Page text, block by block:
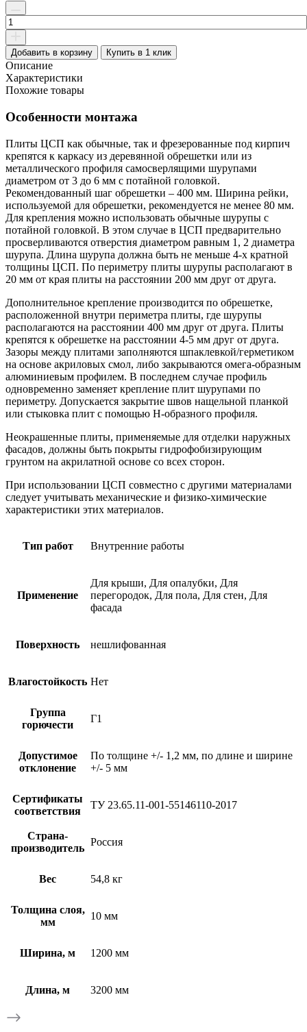
Количество
товара
ЦСП
(цементно-
стружечная
плита)
10х1200х3200
мм
(3.84
Добавить в корзину Купить в 1 клик
Описание
Характеристики
Похожие товары
Особенности монтажа
Плиты ЦСП как обычные, так и фрезерованные под кирпич
крепятся к каркасу из деревянной обрешетки или из
металлического профиля самосверлящими шурупами
диаметром от 3 до 6 мм с потайной головкой.
Рекомендованный шаг обрешетки – 400 мм. Ширина рейки,
используемой для обрешетки, рекомендуется не менее 80 мм.
Для крепления можно использовать обычные шурупы с
потайной головкой. В этом случае в ЦСП предварительно
просверливаются отверстия диаметром равным 1, 2 диаметра
шурупа. Длина шурупа должна быть не меньше 4-х кратной
толщины ЦСП. По периметру плиты шурупы располагают в
20 мм от края плиты на расстоянии 200 мм друг от друга.
Дополнительное крепление производится по обрешетке,
расположенной внутри периметра плиты, где шурупы
располагаются на расстоянии 400 мм друг от друга. Плиты
крепятся к обрешетке на расстоянии 4-5 мм друг от друга.
Зазоры между плитами заполняются шпаклевкой/герметиком
на основе акриловых смол, либо закрываются омега-образным
алюминиевым профилем. В последнем случае профиль
одновременно заменяет крепление плит шурупами по
периметру. Допускается закрытие швов нащельной планкой
или стыковка плит с помощью Н-образного профиля.
Неокрашенные плиты, применяемые для отделки наружных
фасадов, должны быть покрыты гидрофобизирующим
грунтом на акрилатной основе со всех сторон.
При использовании ЦСП совместно с другими материалами
следует учитывать механические и физико-химические
характеристики этих материалов.
Тип работ Внутренние работы
Применение
Для крыши, Для опалубки, Для
перегородок, Для пола, Для стен, Для
фасада
Поверхность нешлифованная
Влагостойкость Нет
Группа
горючести
Г1
Допустимое
отклонение
По толщине +/- 1,2 мм, по длине и ширине
+/- 5 мм
Сертификаты
соответствия
ТУ 23.65.11-001-55146110-2017
Страна-
производитель
Россия
Вес 54,8 кг
Толщина слоя,
мм
10 мм
Ширина, м 1200 мм
Длина, м 3200 мм